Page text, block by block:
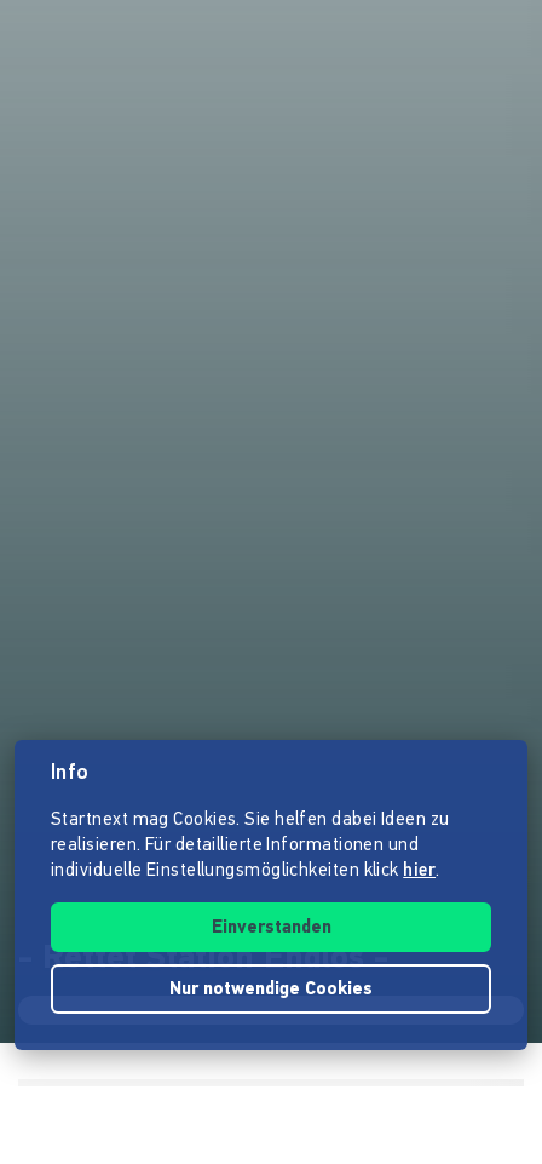
- Rettet Station Endlos -
Info
Startnext mag Cookies. Sie helfen dabei Ideen zu
realisieren. Für detaillierte Informationen und
individuelle Einstellungsmöglichkeiten klick hier.
Einverstanden
Nur notwendige Cookies